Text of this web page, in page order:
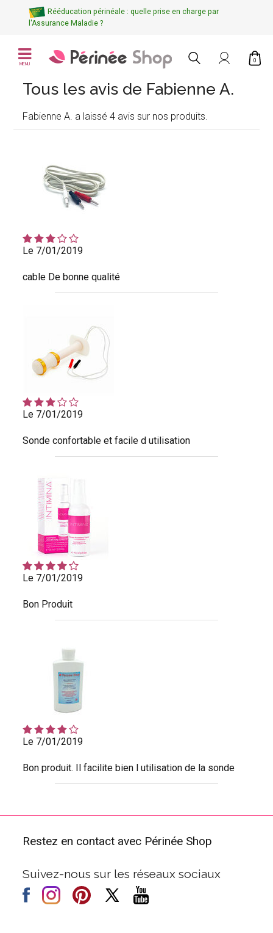
Rééducation périnéale : quelle prise en charge par
l'Assurance Maladie ?
MENU
0
Tous les avis de Fabienne A.
Fabienne A. a laissé 4 avis sur nos produits.
Le 7/01/2019
cable De bonne qualité
Le 7/01/2019
Sonde confortable et facile d utilisation
Le 7/01/2019
Bon Produit
Le 7/01/2019
Bon produit. Il facilite bien l utilisation de la sonde
Restez en contact avec Périnée Shop
Suivez-nous sur les réseaux sociaux